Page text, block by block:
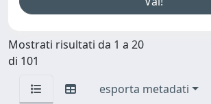
Mostrati risultati da 1 a 20
di 101
esporta metadati